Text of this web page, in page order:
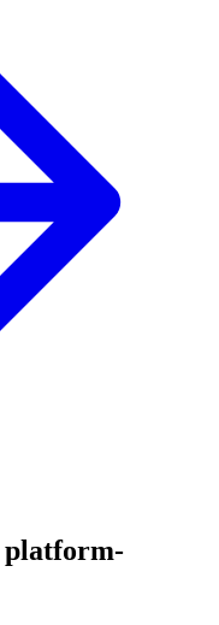
platform-